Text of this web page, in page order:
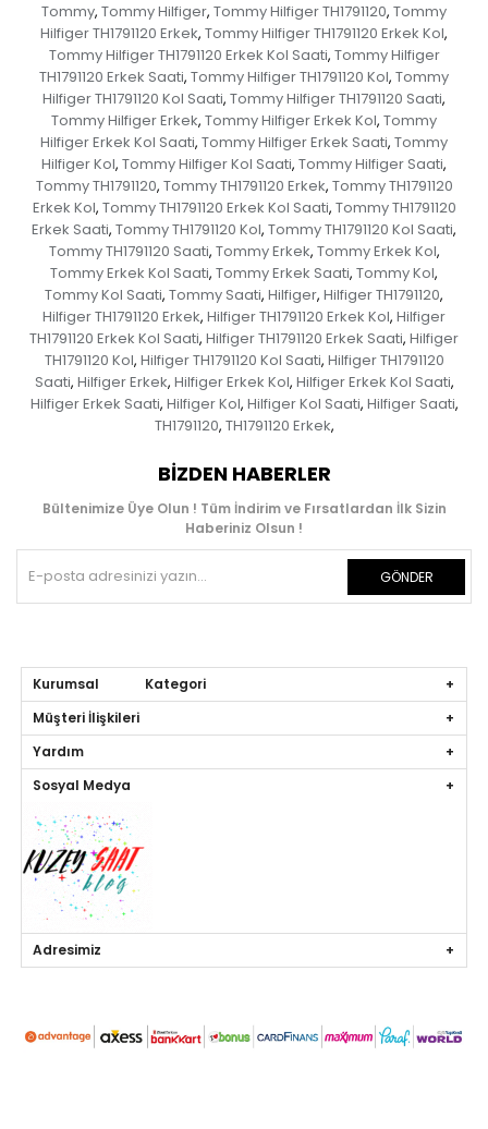
Tommy, Tommy Hilfiger, Tommy Hilfiger TH1791120, Tommy
Hilfiger TH1791120 Erkek, Tommy Hilfiger TH1791120 Erkek Kol,
Tommy Hilfiger TH1791120 Erkek Kol Saati, Tommy Hilfiger
TH1791120 Erkek Saati, Tommy Hilfiger TH1791120 Kol, Tommy
Hilfiger TH1791120 Kol Saati, Tommy Hilfiger TH1791120 Saati,
Tommy Hilfiger Erkek, Tommy Hilfiger Erkek Kol, Tommy
Hilfiger Erkek Kol Saati, Tommy Hilfiger Erkek Saati, Tommy
Hilfiger Kol, Tommy Hilfiger Kol Saati, Tommy Hilfiger Saati,
Tommy TH1791120, Tommy TH1791120 Erkek, Tommy TH1791120
Erkek Kol, Tommy TH1791120 Erkek Kol Saati, Tommy TH1791120
Erkek Saati, Tommy TH1791120 Kol, Tommy TH1791120 Kol Saati,
Tommy TH1791120 Saati, Tommy Erkek, Tommy Erkek Kol,
Tommy Erkek Kol Saati, Tommy Erkek Saati, Tommy Kol,
Tommy Kol Saati, Tommy Saati, Hilfiger, Hilfiger TH1791120,
Hilfiger TH1791120 Erkek, Hilfiger TH1791120 Erkek Kol, Hilfiger
TH1791120 Erkek Kol Saati, Hilfiger TH1791120 Erkek Saati, Hilfiger
TH1791120 Kol, Hilfiger TH1791120 Kol Saati, Hilfiger TH1791120
Saati, Hilfiger Erkek, Hilfiger Erkek Kol, Hilfiger Erkek Kol Saati,
Hilfiger Erkek Saati, Hilfiger Kol, Hilfiger Kol Saati, Hilfiger Saati,
TH1791120, TH1791120 Erkek,
BIZDEN HABERLER
Bültenimize Üye Olun ! Tüm İndirim ve Fırsatlardan İlk Sizin
Haberiniz Olsun !
GÖNDER
Kurumsal Kategori
Müşteri İlişkileri
Yardım
Sosyal Medya
Adresimiz